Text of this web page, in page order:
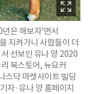
은 해보자’면서
지켜가니 사람들이 더
선보인 유나 양 2020
북스토어, 뉴요커
스닥 마켓사이트 빌딩
자·유나 양 홈페이지